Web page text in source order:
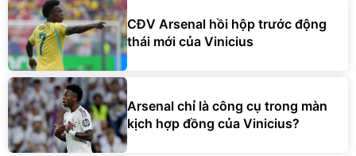
CĐV Arsenal hồi hộp trước động
thái mới của Vinicius
Arsenal chỉ là công cụ trong màn
kịch hợp đồng của Vinicius?